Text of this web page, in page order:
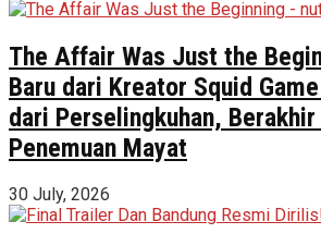
The Affair Was Just the
Baru dari Kreator Squid
dari Perselingkuhan, Berakhir
Penemuan Mayat
30 July, 2026